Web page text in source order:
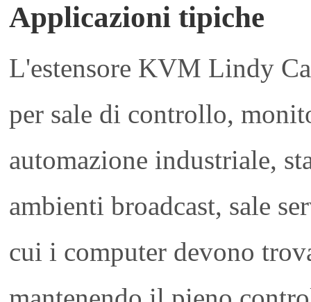
Applicazioni tipiche
L'estensore KVM Lindy
per sale di controllo,
automazione industriale,
ambienti broadcast, sale
cui i computer devono